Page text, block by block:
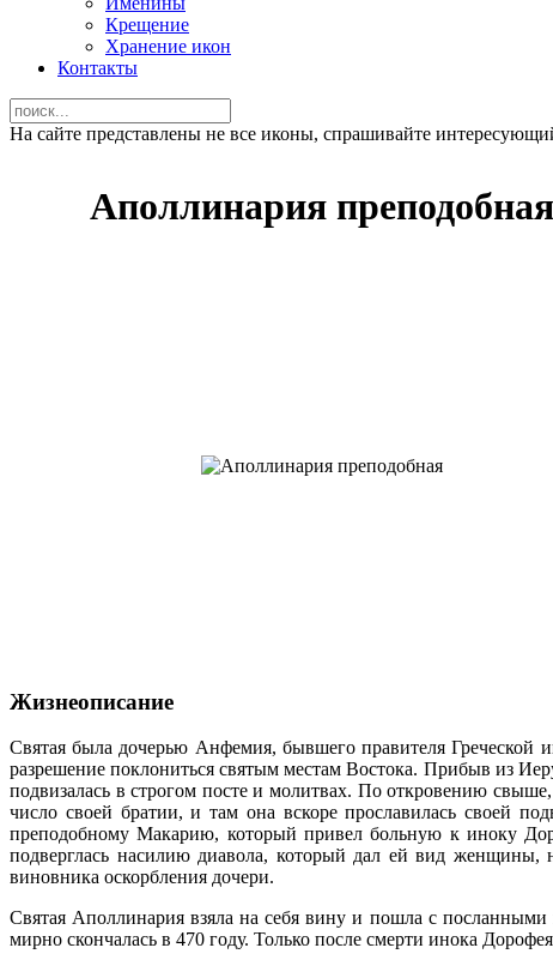
Крещение
Хранение икон
Контакты
На сайте представлены не все иконы, спрашивайте
Аполлинария преподобная
Жизнеописание
Святая была дочерью Анфемия, бывшего правителя Греческой
разрешение поклониться святым местам Востока. Прибыв из
подвизалась в строгом посте и молитвах. По откровению
число своей братии, и там она вскоре прославилась своей
преподобному Макарию, который привел больную к иноку
подверглась насилию диавола, который дал ей вид женщины,
виновника оскорбления дочери.
Святая Аполлинария взяла на себя вину и пошла с посланными
мирно скончалась в 470 году. Только после смерти инока